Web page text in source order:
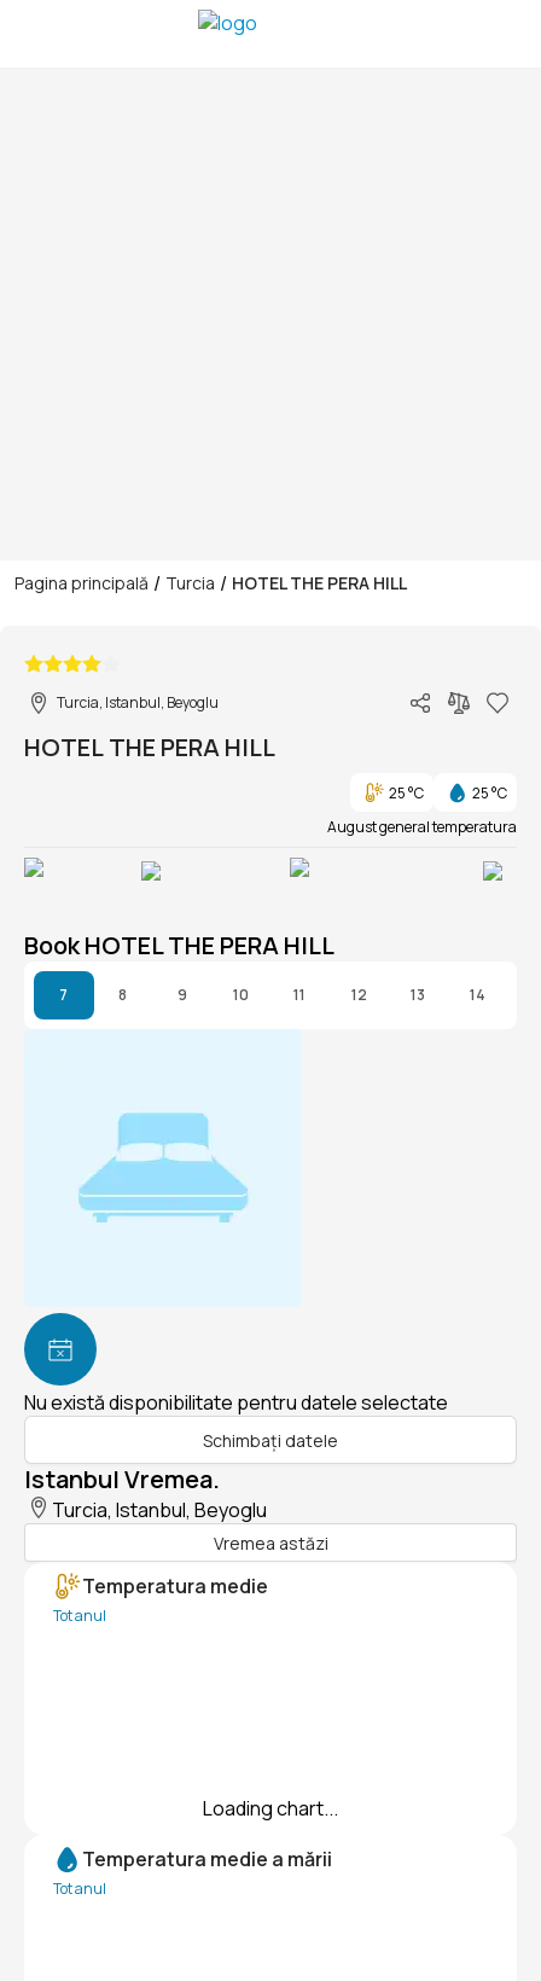
Pagina principală / Turcia / HOTEL THE PERA HILL
Turcia, Istanbul, Beyoglu
HOTEL THE PERA HILL
25 °C
25 °C
August general temperatura
Book HOTEL THE PERA HILL
7 8 9 10 11 12 13 14
Nu există disponibilitate pentru datele selectate
Schimbați datele
Istanbul Vremea.
Turcia, Istanbul, Beyoglu
Vremea astăzi
Temperatura medie
Tot anul
Loading chart...
Temperatura medie a mării
Tot anul